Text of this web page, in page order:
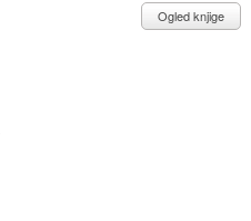
Ogled knjige